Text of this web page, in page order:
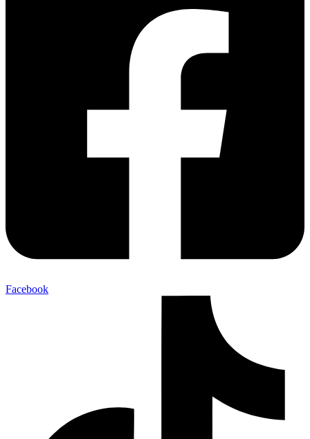
Facebook